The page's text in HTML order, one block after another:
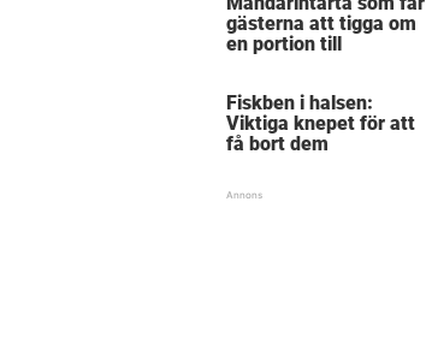
gästerna att tigga om
en portion till
Fiskben i halsen:
Viktiga knepet för att
få bort dem